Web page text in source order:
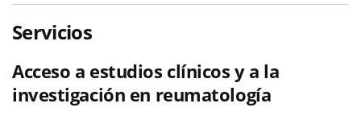
Servicios
Acceso a estudios clínicos y a la
investigación en reumatología